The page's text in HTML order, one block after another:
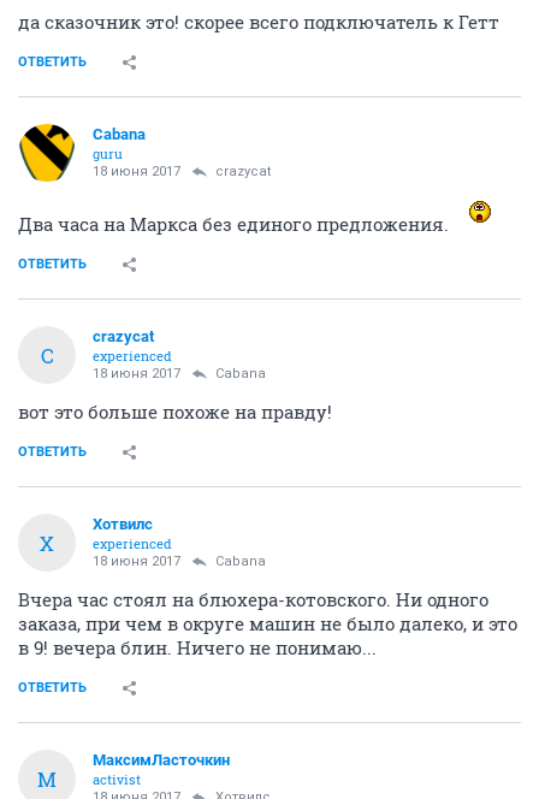
да сказочник это! скорее всего подключатель к Гетт
ОТВЕТИТЬ
Cabana
guru
18 июня 2017 crazycat
Два часа на Маркса без единого предложения.
ОТВЕТИТЬ
C
crazycat
experienced
18 июня 2017 Cabana
вот это больше похоже на правду!
ОТВЕТИТЬ
Х
Хотвилс
experienced
18 июня 2017 Cabana
Вчера час стоял на блюхера-котовского. Ни одного
заказа, при чем в округе машин не было далеко, и это
в 9! вечера блин. Ничего не понимаю...
ОТВЕТИТЬ
М
МаксимЛасточкин
activist